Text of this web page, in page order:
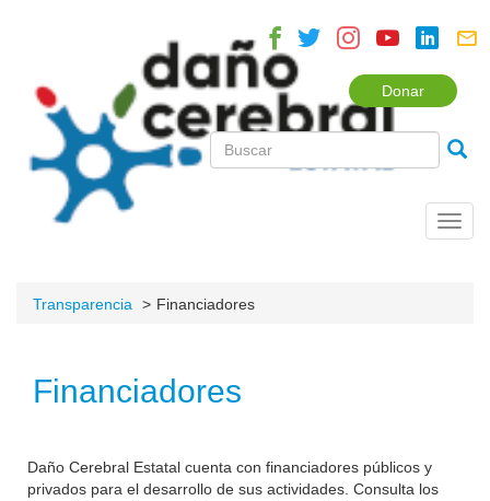
Donar
Transparencia Financiadores
Financiadores
Daño Cerebral Estatal cuenta con financiadores públicos y
privados para el desarrollo de sus actividades. Consulta los